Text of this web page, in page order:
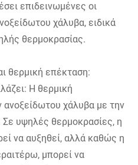
επιδεινωμένες οι
χάλυβα, ειδικά
θερμοκρασίας.
θερμική επέκταση:
Η θερμική
χάλυβα με την
υψηλές θερμοκρασίες, η
να αυξηθεί, αλλά καθώς η
μπορεί να